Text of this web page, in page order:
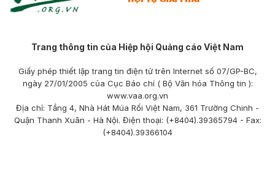
Trang thông tin của Hiệp hội Quảng cáo Việt Nam
Giấy phép thiết lập trang tin điện tử trên Internet số 07/GP-BC,
ngày 27/01/2005 của Cục Báo chí ( Bộ Văn hóa Thông tin ):
www.vaa.org.vn
Địa chỉ: Tầng 4, Nhà Hát Múa Rối Việt Nam, 361 Trường Chinh -
Quận Thanh Xuân - Hà Nội. Điện thoại: (+8404).39365794 - Fax:
(+8404).39366104